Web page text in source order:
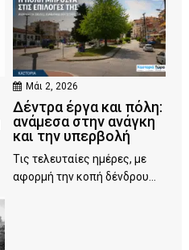
Μάι 2, 2026
Δέντρα έργα και πόλη:
ανάμεσα στην ανάγκη
και την υπερβολή
Τις τελευταίες ημέρες, με
αφορμή την κοπή δένδρου...